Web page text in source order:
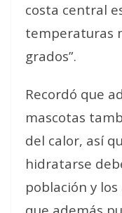
costa central
temperaturas
grados”.
Recordó que
mascotas
del calor, así
hidratarse
población y